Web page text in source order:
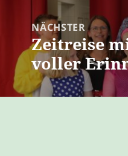
NÄCHSTER
Nächster
Beitrag:
Zeitreise
voller